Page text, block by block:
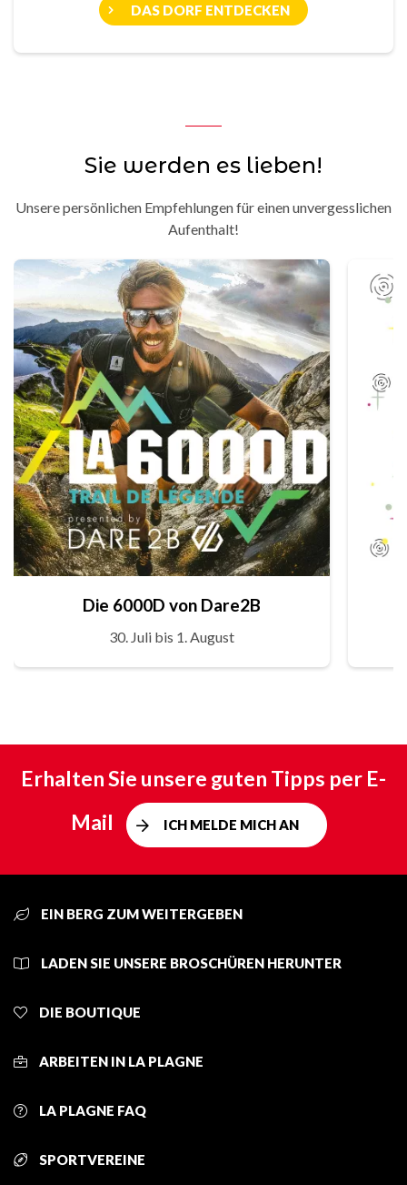
DAS DORF ENTDECKEN
Sie werden es lieben!
Unsere persönlichen Empfehlungen für einen unvergesslichen
Aufenthalt!
Die 6000D von Dare2B
30. Juli bis 1. August
Erhalten Sie unsere guten Tipps per E-
Mail
ICH MELDE MICH AN
EIN BERG ZUM WEITERGEBEN
LADEN SIE UNSERE BROSCHÜREN HERUNTER
DIE BOUTIQUE
ARBEITEN IN LA PLAGNE
LA PLAGNE FAQ
SPORTVEREINE